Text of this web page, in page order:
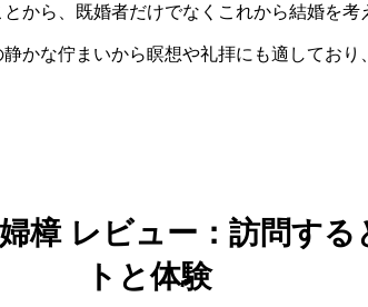
から、既婚者だけでなくこれから結婚を考
かな佇まいから瞑想や礼拝にも適しており
樟 レビュー：訪問す
トと体験